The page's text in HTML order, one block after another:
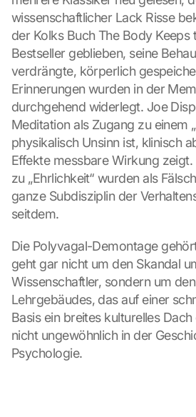
wissenschaftlicher Lack Risse
der Kolks Buch The Body Keeps
Bestseller geblieben, seine
verdrängte, körperlich
Erinnerungen wurden in der
durchgehend widerlegt. Joe
Meditation als Zugang zu einem
physikalisch Unsinn ist, klinisch
Effekte messbare Wirkung zeigt.
zu „Ehrlichkeit“ wurden als
ganze Subdisziplin der
seitdem.
Die Polyvagal-Demontage
geht gar nicht um den Skandal
Wissenschaftler, sondern um
Lehrgebäudes, das auf einer
Basis ein breites kulturelles
nicht ungewöhnlich in der
Psychologie.